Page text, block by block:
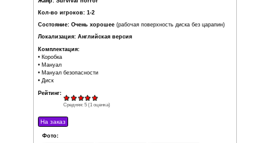
где ему мерещатся жуткие монстры (аналогичные
Лифморе). Поздно вечером Кенни и его подруга в
Брукс идут в местное братство на вечеринку.
Кенни и Эми пробираются через окно. В это время у
земли разом вырастает множество тех самых цветов.
выходить чёрная аура, похожая на ауру
воплями ужаса...
Издатель: Playlogic
Дата выпуска: 2008